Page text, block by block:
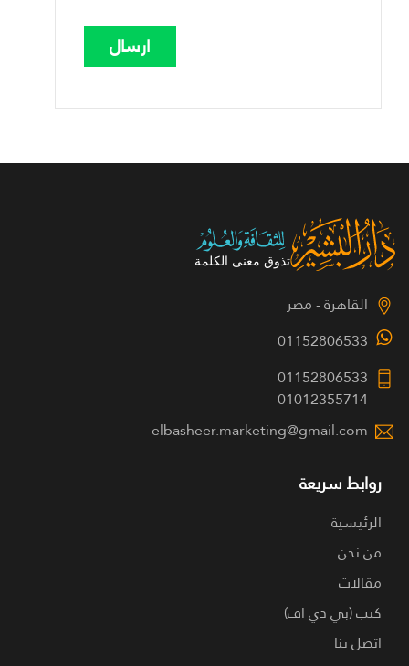
القاهرة - مصر
01152806533
01152806533
01012355714
elbasheer.marketing@gmail.com
روابط سريعة
الرئيسية
من نحن
مقالات
كتب (بي دي اف)
اتصل بنا